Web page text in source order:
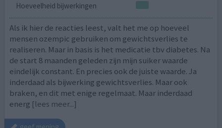
Hoeveelheid bijwerkingen
Als ik hier de reacties leest, valt het me op hoeveel
mensen ozempic gebruiken om gewichtsverlies te
realiseren. Maar in basis is het medicatie tbv diabetes. Na
de start 8 maanden geleden zijn mijn suiker waarde
eindelijk constant. En precies ook de juiste waarde. Ja
inderdaad als bijwerking gewichtsverlies. Maar ook
braken, en dit met enige regelmaat. Maar inderdaad
energ [lees meer...]